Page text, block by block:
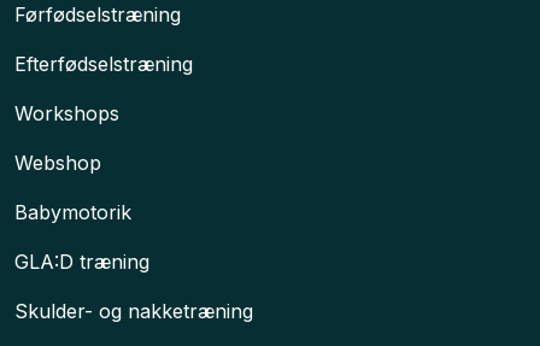
Førfødselstræning
Efterfødselstræning
Workshops​
Webshop
Babymotorik
GLA:D træning
Skulder- og nakketræning